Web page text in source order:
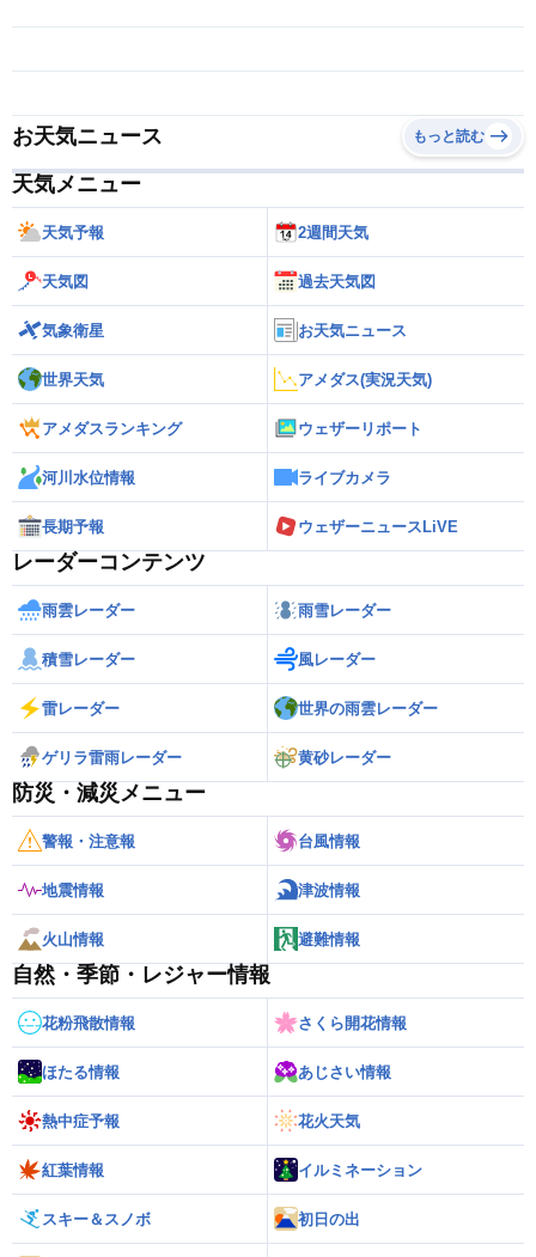
お天気ニュース もっと読む
天気メニュー
天気予報 2週間天気
天気図 過去天気図
気象衛星 お天気ニュース
世界天気 アメダス(実況天気)
アメダスランキング ウェザーリポート
河川水位情報 ライブカメラ
長期予報 ウェザーニュースLiVE
レーダーコンテンツ
雨雲レーダー 雨雪レーダー
積雪レーダー 風レーダー
雷レーダー 世界の雨雲レーダー
ゲリラ雷雨レーダー 黄砂レーダー
防災・減災メニュー
警報・注意報 台風情報
地震情報 津波情報
火山情報 避難情報
自然・季節・レジャー情報
花粉飛散情報 さくら開花情報
ほたる情報 あじさい情報
熱中症予報 花火天気
紅葉情報 イルミネーション
スキー＆スノボ 初日の出